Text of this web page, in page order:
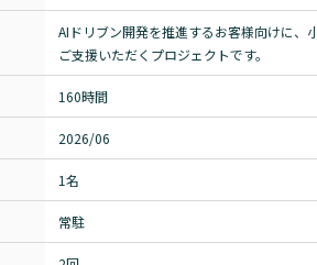
AIドリブン開発を推進するお客様向けに、
ご支援いただくプロジェクトです。
160時間
2026/06
1名
常駐